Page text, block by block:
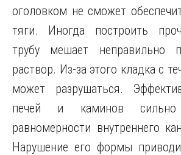
оголовком не сможет
тяги. Иногда построить
трубу мешает неправильно
раствор. Из-за этого кладка с
может разрушаться.
печей и каминов
равномерности внутреннего
Нарушение его формы